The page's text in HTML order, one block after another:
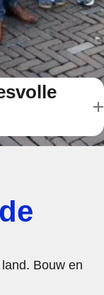
Bouw en